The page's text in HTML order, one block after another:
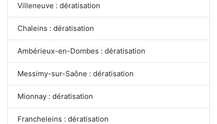
Villeneuve : dératisation
Chaleins : dératisation
Ambérieux-en-Dombes : dératisation
Messimy-sur-Saône : dératisation
Mionnay : dératisation
Francheleins : dératisation